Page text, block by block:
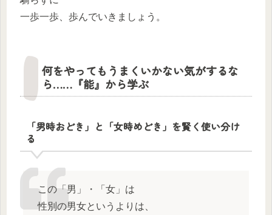
一歩一歩、歩んでいきましょう。
何をやってもうまくいかない気がするな
ら……『能』から学ぶ
「男時おどき」と「女時めどき」を賢く使い分け
る
この「男」・「女」は
性別の男女というよりは、